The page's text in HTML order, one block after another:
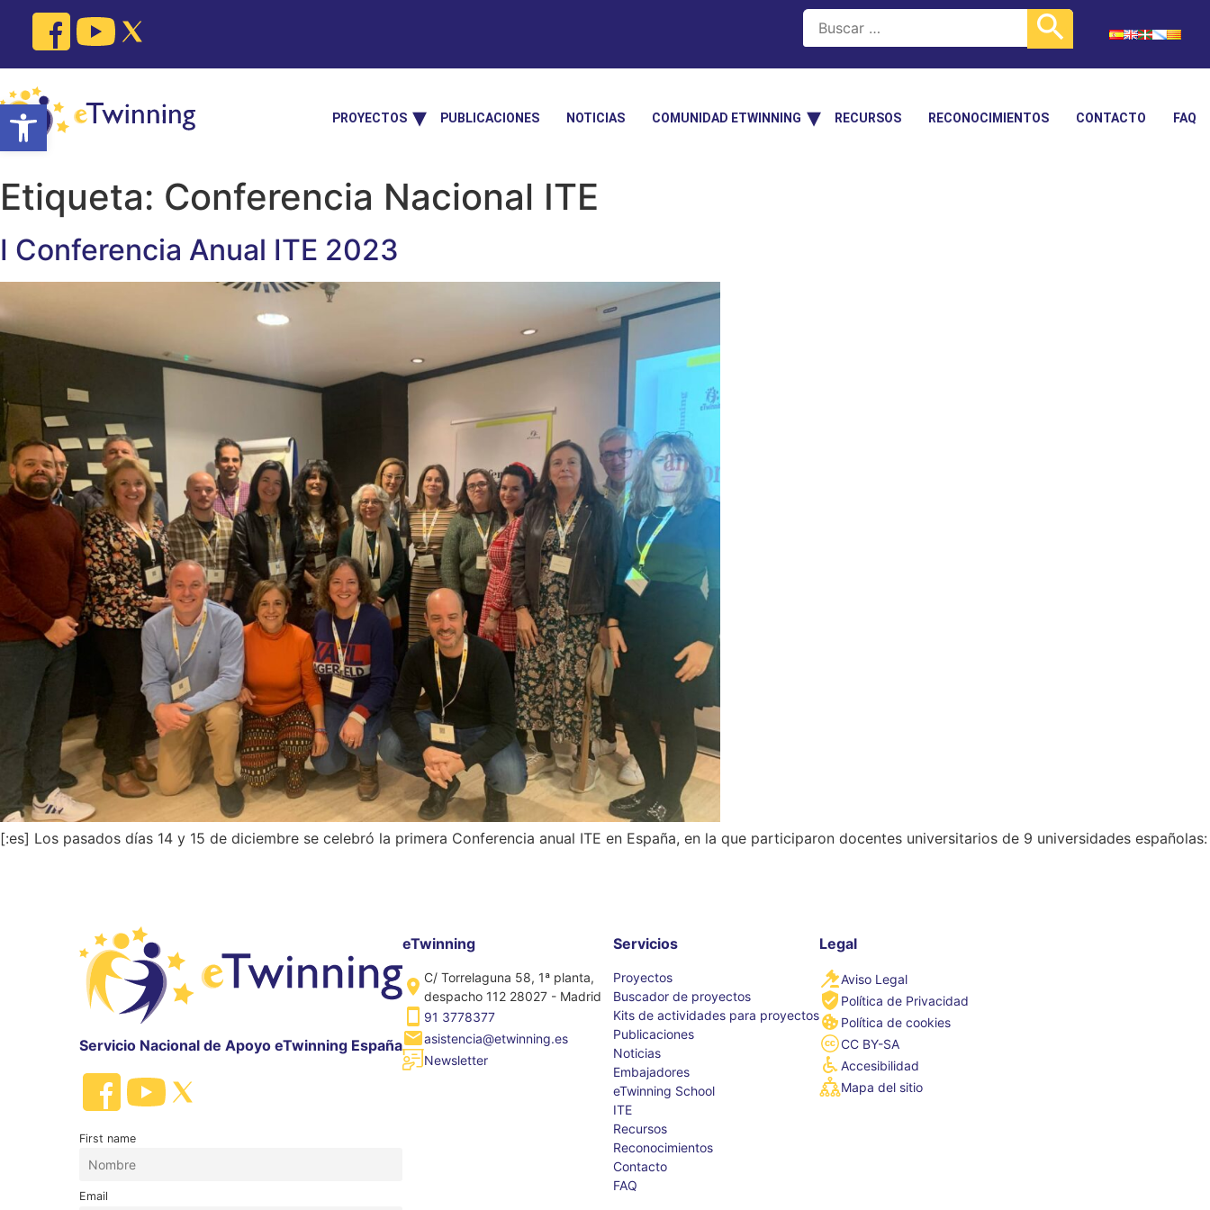
Open toolbar
content
PROYECTOS PUBLICACIONES NOTICIAS COMUNIDAD ETWINNING RECURSOS RECONOCIMIENTOS CONTACTO FAQ
Etiqueta: Conferencia Nacional ITE
I Conferencia Anual ITE 2023
[:es] Los pasados días 14 y 15 de diciembre se celebró la primera Conferencia anual ITE en España, en la que participaron docentes universitarios de 9 universidades españolas:
Servicio Nacional de Apoyo eTwinning España
First name
Email
eTwinning
C/ Torrelaguna 58, 1ª planta,
despacho 112 28027 - Madrid
91 3778377
asistencia@etwinning.es
Newsletter
Servicios
Proyectos
Buscador de proyectos
Kits de actividades para proyectos
Publicaciones
Noticias
Embajadores
eTwinning School
ITE
Recursos
Reconocimientos
Contacto
FAQ
Legal
Aviso Legal
Política de Privacidad
Política de cookies
CC BY-SA
Accesibilidad
Mapa del sitio